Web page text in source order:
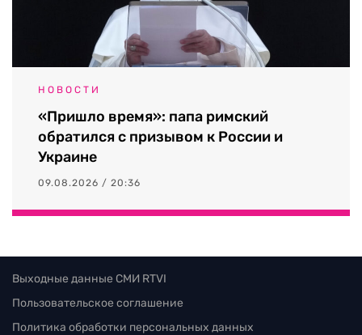
НОВОСТИ
«Пришло время»: папа римский
обратился с призывом к России и
Украине
09.08.2026 / 20:36
Выходные данные СМИ RTVI
Пользовательское соглашение
Политика обработки персональных данных